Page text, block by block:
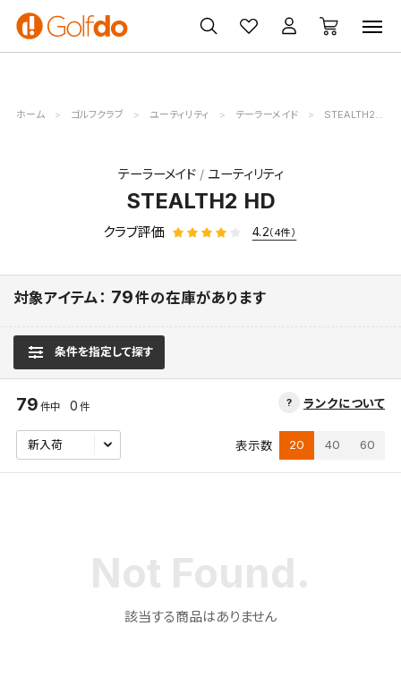
ゴルフ
クラブ
ゴルフ用品
買取
無料査定
クーポン
一覧
ホーム ゴルフクラブ ユーティリティ テーラーメイド STEALTH2 HD
テーラーメイド ユーティリティ
STEALTH2 HD
クラブ評価 4.2（4件）
対象アイテム： 79件の在庫があります
条件を指定して探す
ランクについて
79 件中 0 件
表示数 20 40 60
該当する商品はありません